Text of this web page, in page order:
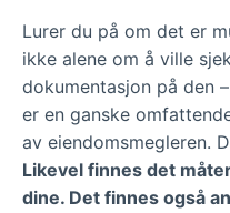
Lurer du på om det er
ikke alene om å ville
dokumentasjon på den
er en ganske
av eiendomsmegleren.
Likevel finnes det
dine. Det finnes også